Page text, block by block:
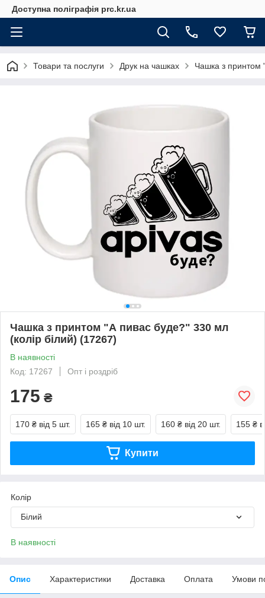
Доступна поліграфія prc.kr.ua
Товари та послуги Друк на чашках Чашка з принтом
Чашка з принтом "А пивас буде?" 330 мл
(колір білий) (17267)
В наявності
Код: 17267
Опт і роздріб
175 ₴
170 ₴ від 5 шт. 165 ₴ від 10 шт. 160 ₴ від 20 шт. 155 ₴
Купити
Колір
Білий
В наявності
Опис Характеристики Доставка Оплата Умови